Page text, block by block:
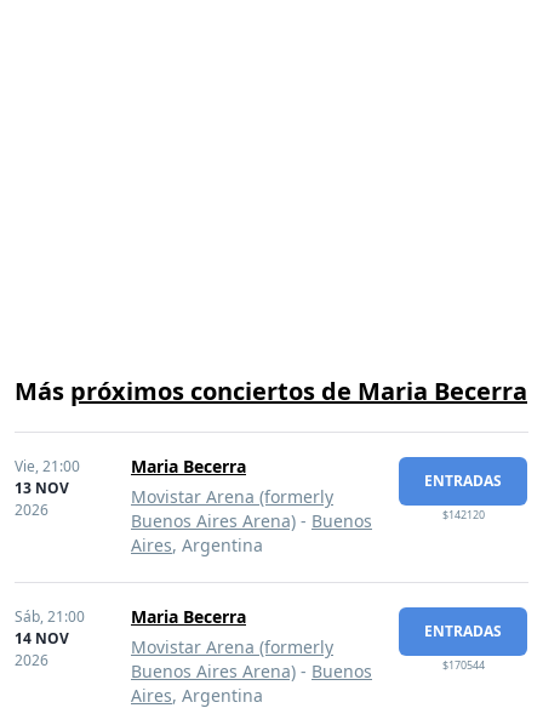
Más próximos conciertos de Maria Becerra
Vie,21:00
13 NOV
2026
Maria Becerra
Movistar Arena (formerly
Buenos Aires Arena) - Buenos
Aires, Argentina
ENTRADAS
$142120
Sáb,21:00
14 NOV
2026
Maria Becerra
Movistar Arena (formerly
Buenos Aires Arena) - Buenos
Aires, Argentina
ENTRADAS
$170544